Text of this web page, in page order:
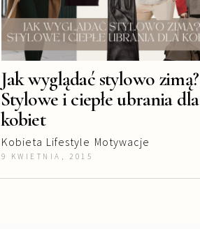
Jak wyglądać stylowo zimą?
Stylowe i ciepłe ubrania dla
kobiet
Kobieta Lifestyle Motywacje
9 KWIETNIA, 2015